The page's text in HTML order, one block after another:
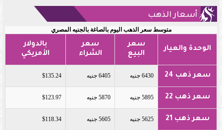
أسعار الذهب
متوسط سعر الذهب اليوم بالصاغة بالجنيه المصري
الوحدة والعيار
سعر
البيع
سعر
الشراء
بالدولار
الأمريكي
سعر ذهب 24 6430 جنيه 6405 جنيه $135.24
سعر ذهب 22 5895 جنيه 5870 جنيه $123.97
سعر ذهب 21 5625 جنيه 5605 جنيه $118.34